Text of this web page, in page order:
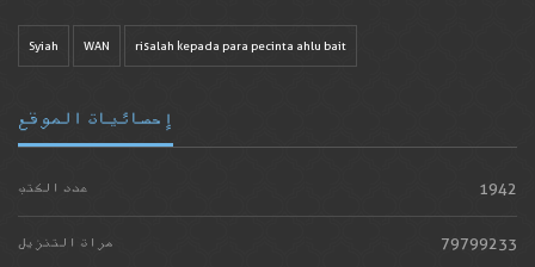
Syiah WAN risalah kepada para pecinta ahlu bait
إحصائيات الموقع
عدد الكتب 1942
مرات التنزيل 79799233